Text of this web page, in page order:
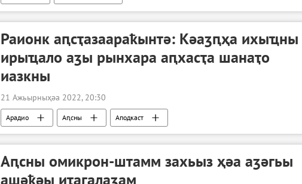
Раионк аԥсҭазаараҟынтә: Кәаӡԥҳа ихыҵны
ирыҵало аӡы рынхара аԥхасҭа шанаҭо
иазкны
21 Ажьырныҳәа 2022, 20:30
Арадио Аԥсны Аподкаст
Аԥсны омикрон-штамм захьыз ҳәа аӡәгьы
ашәҟәы иҭагалаӡам